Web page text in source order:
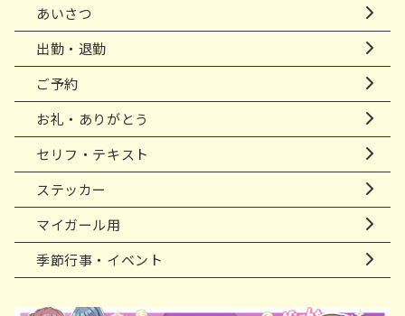
あいさつ
出勤・退勤
ご予約
お礼・ありがとう
セリフ・テキスト
ステッカー
マイガール用
季節行事・イベント